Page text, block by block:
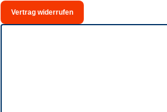
Vertrag widerrufen